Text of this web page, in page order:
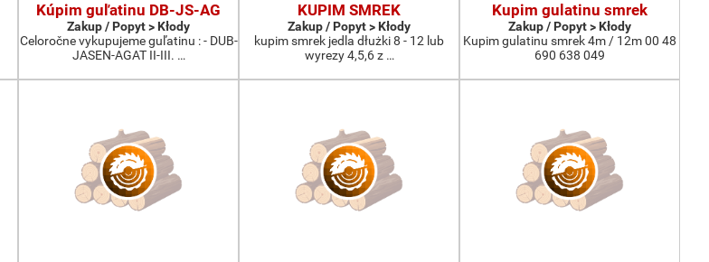
Kúpim guľatinu DB-JS-AG
Zakup / Popyt > Kłody
Celoročne vykupujeme guľatinu : - DUB-
JASEN-AGAT II-III. …
KUPIM SMREK
Zakup / Popyt > Kłody
kupim smrek jedla dłużki 8 - 12 lub
wyrezy 4,5,6 z …
Kupim gulatinu smrek
Zakup / Popyt > Kłody
Kupim gulatinu smrek 4m / 12m 00 48
690 638 049